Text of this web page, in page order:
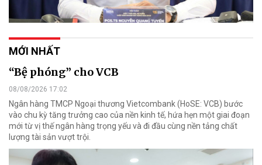
MỚI NHẤT
“Bệ phóng” cho VCB
08/08/2026 17:02
Ngân hàng TMCP Ngoại thương Vietcombank (HoSE: VCB) bước
vào chu kỳ tăng trưởng cao của nền kinh tế, hứa hẹn một giai đoạn
mới từ vị thế ngân hàng trọng yếu và đi đầu cùng nền tảng chất
lượng tài sản vượt trội.